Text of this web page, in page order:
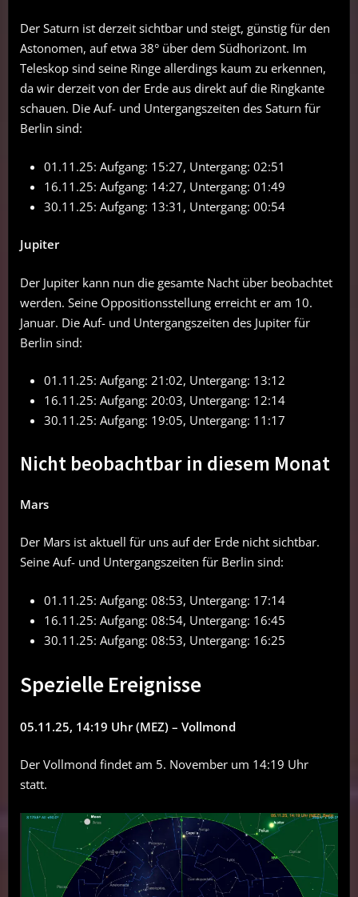
Der Saturn ist derzeit sichtbar und steigt, günstig für den
Astonomen, auf etwa 38° über dem Südhorizont. Im
Teleskop sind seine Ringe allerdings kaum zu erkennen,
da wir derzeit von der Erde aus direkt auf die Ringkante
schauen. Die Auf- und Untergangszeiten des Saturn für
Berlin sind:
01.11.25: Aufgang: 15:27, Untergang: 02:51
16.11.25: Aufgang: 14:27, Untergang: 01:49
30.11.25: Aufgang: 13:31, Untergang: 00:54
Jupiter
Der Jupiter kann nun die gesamte Nacht über beobachtet
werden. Seine Oppositionsstellung erreicht er am 10.
Januar. Die Auf- und Untergangszeiten des Jupiter für
Berlin sind:
01.11.25: Aufgang: 21:02, Untergang: 13:12
16.11.25: Aufgang: 20:03, Untergang: 12:14
30.11.25: Aufgang: 19:05, Untergang: 11:17
Nicht beobachtbar in diesem Monat
Mars
Der Mars ist aktuell für uns auf der Erde nicht sichtbar.
Seine Auf- und Untergangszeiten für Berlin sind:
01.11.25: Aufgang: 08:53, Untergang: 17:14
16.11.25: Aufgang: 08:54, Untergang: 16:45
30.11.25: Aufgang: 08:53, Untergang: 16:25
Spezielle Ereignisse
05.11.25, 14:19 Uhr (MEZ) – Vollmond
Der Vollmond findet am 5. November um 14:19 Uhr
statt.